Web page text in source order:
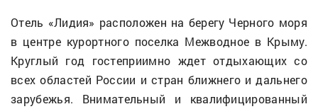
Отель «Лидия» расположен на берегу Черного моря
в центре курортного поселка Межводное в Крыму.
Круглый год гостеприимно ждет отдыхающих со
всех областей России и стран ближнего и дальнего
зарубежья. Внимательный и квалифицированный